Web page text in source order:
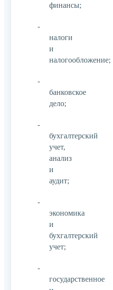
финансы;
-
налоги
и
налогообложение;
-
банковское
дело;
-
бухгалтерский
учет,
анализ
и
аудит;
-
экономика
и
бухгалтерский
учет;
-
государственное